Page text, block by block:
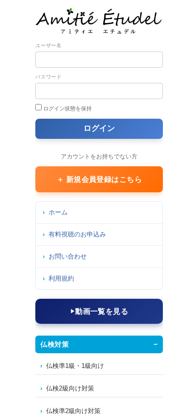
ユーザー名
パスワード
ログイン状態を保持
アカウントをお持ちでない方
＋ 新規会員登録はこちら
ホーム
有料視聴のお申込み
お問い合わせ
利用規約
動画一覧を見る
仏検対策
仏検準1級・1級向け
仏検2級向け対策
仏検準2級向け対策